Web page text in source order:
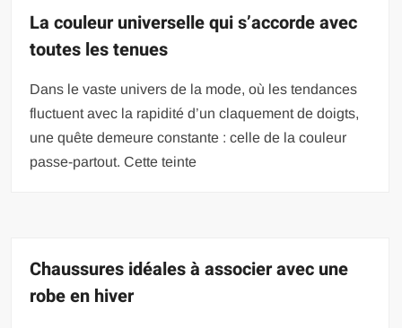
La couleur universelle qui s’accorde avec
toutes les tenues
Dans le vaste univers de la mode, où les tendances
fluctuent avec la rapidité d’un claquement de doigts,
une quête demeure constante : celle de la couleur
passe-partout. Cette teinte
Chaussures idéales à associer avec une
robe en hiver